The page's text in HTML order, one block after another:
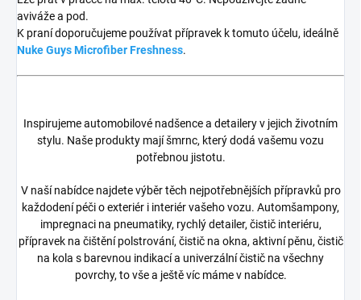
aviváže a pod.
K praní doporučujeme používat přípravek k tomuto účelu, ideálně
Nuke Guys Microfiber Freshness.
Inspirujeme automobilové nadšence a detailery v jejich životním
stylu. Naše produkty mají šmrnc, který dodá vašemu vozu
potřebnou jistotu.
V naší nabídce najdete výběr těch nejpotřebnějších přípravků pro
každodení péči o exteriér i interiér vašeho vozu. Automšampony,
impregnaci na pneumatiky, rychlý detailer, čistič interiéru,
přípravek na čištění polstrování, čistič na okna, aktivní pěnu, čistič
na kola s barevnou indikací a univerzální čistič na všechny
povrchy, to vše a ještě víc máme v nabídce.